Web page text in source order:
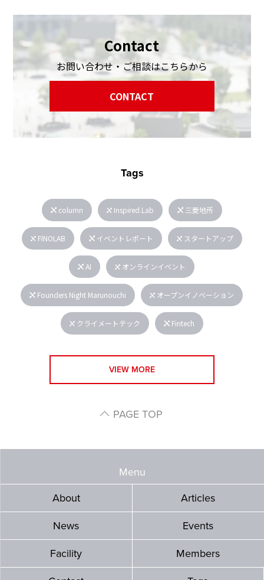
Contact
お問い合わせ・ご相談はこちらから
CONTACT
Tags
column Inspired.Lab 三菱地所
FINOLAB イベントレポート スタートアップ
AI オンラインイベント
Founders Night Marunouchi オープンイノベーション
クライメートテック Fintech
VIEW MORE
PAGE TOP
Menu
About
Articles
News Events
Facility Members